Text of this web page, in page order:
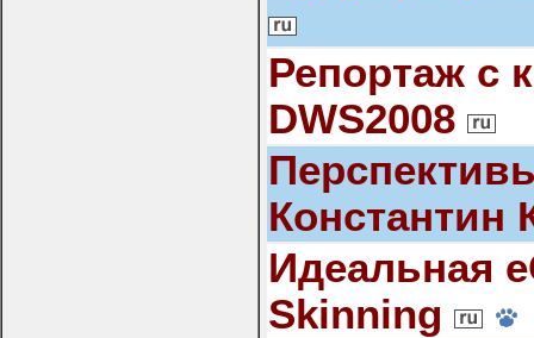
Репортаж с
DWS2008
Константин
Идеальная
Skinning